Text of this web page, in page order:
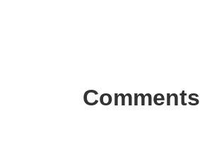
Comments